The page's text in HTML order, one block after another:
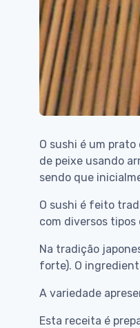
O sushi é um
de peixe usando
sendo que
O sushi é feito
com diversos
Na tradição
forte). O
A variedade
Esta receita é